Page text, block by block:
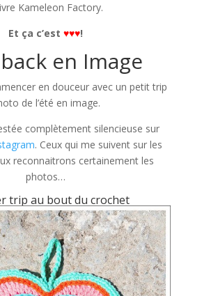
Kameleon Factory.
Et ça c’est♥♥♥!
en Image
en douceur avec un petit trip
de l’été en image.
complètement silencieuse sur
. Ceux qui me suivent sur les
reconnaitrons certainement les
photos…
trip au bout du crochet